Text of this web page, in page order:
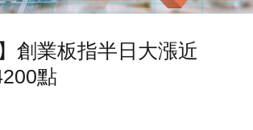
創業板指半日大漲近
點